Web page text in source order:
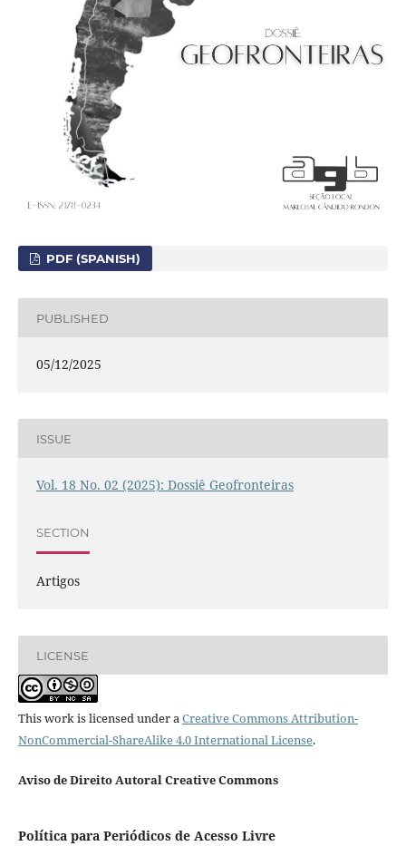
PDF (SPANISH)
PUBLISHED
05/12/2025
ISSUE
Vol. 18 No. 02 (2025): Dossiê Geofronteiras
SECTION
Artigos
LICENSE
This work is licensed under aCreative Commons Attribution-
NonCommercial-ShareAlike 4.0 International License.
Aviso de Direito Autoral Creative Commons
Política para Periódicos de Acesso Livre